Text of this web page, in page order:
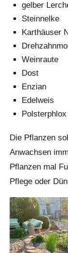
gelber
Steinnelke
Karthäuser
Weinraute
Dost
Enzian
Edelweis
Die Pflanzen
Anwachsen
Pflanzen mal
Pflege oder